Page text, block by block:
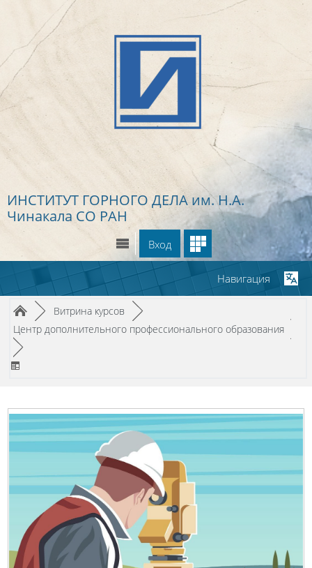
Перейти к основному содержанию
ИНСТИТУТ ГОРНОГО ДЕЛА им. Н.А.
Чинакала СО РАН
Вход
Путь к странице
/► Витрина курсов /►
Центр дополнительного профессионального образования
►
Навигация